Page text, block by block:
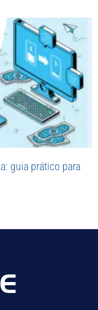
guia prático para